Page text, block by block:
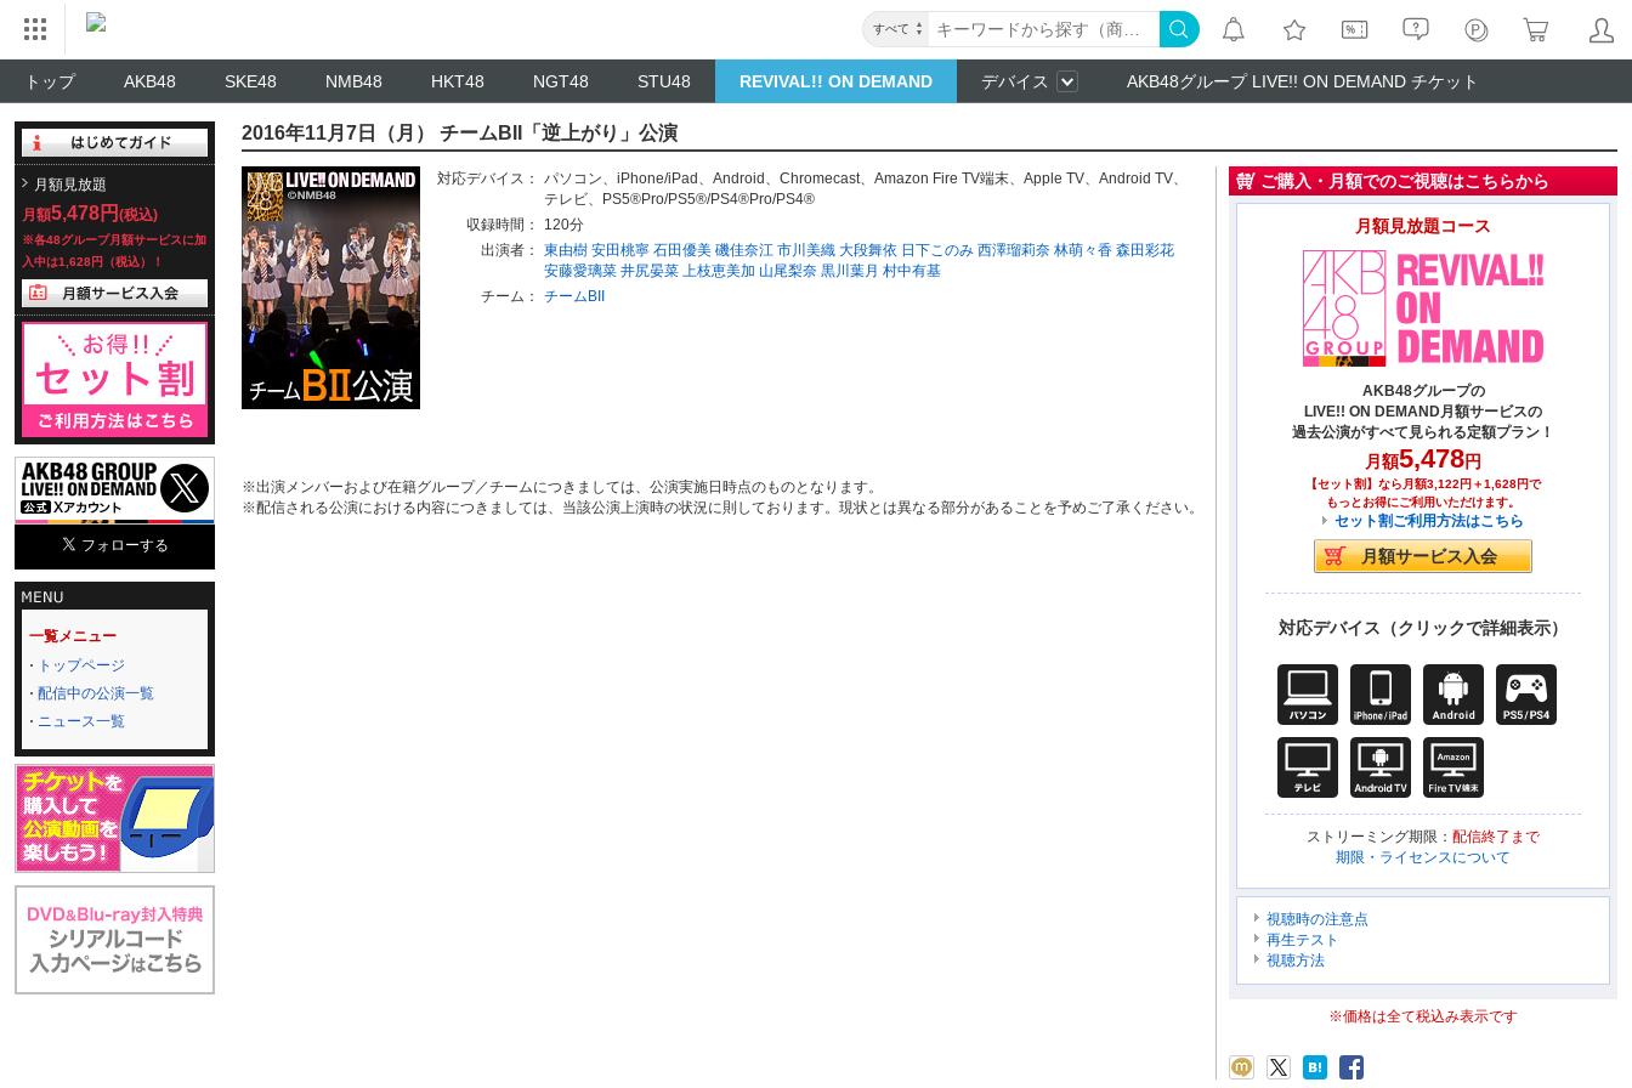
すべて
トップ AKB48 SKE48 NMB48 HKT48 NGT48 STU48 REVIVAL!! ON DEMAND デバイス AKB48グループ LIVE!! ON DEMAND チケット
月額見放題
月額5,478円 (税込)
※各48グループ月額サービスに加
入中は1,628円（税込）！
一覧メニュー
トップページ
配信中の公演一覧
ニュース一覧
2016年11月7日（月） チームBII「逆上がり」公演
対応デバイス： パソコン、 iPhone/iPad 、 Android 、 Chromecast、 Amazon Fire TV端末、 Apple TV、 Android TV、
テレビ、
PS5®Pro/PS5®/PS4®Pro/PS4®
収録時間：
120分
出演者：
東由樹 安田桃寧 石田優美 磯佳奈江 市川美織 大段舞依 日下このみ 西澤瑠莉奈 林萌々香 森田彩花
安藤愛璃菜 井尻晏菜 上枝恵美加 山尾梨奈 黒川葉月 村中有基
チーム：
チームBII
※出演メンバーおよび在籍グループ／チームにつきましては、公演実施日時点のものとなります。
※配信される公演における内容につきましては、当該公演上演時の状況に則しております。現状とは異なる部分があることを予めご了承ください。
ご購入・月額でのご視聴はこちらから
月額見放題コース
AKB48グループの
LIVE!! ON DEMAND月額サービスの
過去公演がすべて見られる定額プラン！
月額5,478円
【セット割】なら月額3,122円＋1,628円で
もっとお得にご利用いただけます。
セット割ご利用方法はこちら
対応デバイス（クリックで詳細表示）
ストリーミング期限： 配信終了まで
期限・ライセンスについて
視聴時の注意点
再生テスト
視聴方法
※価格は全て税込み表示です